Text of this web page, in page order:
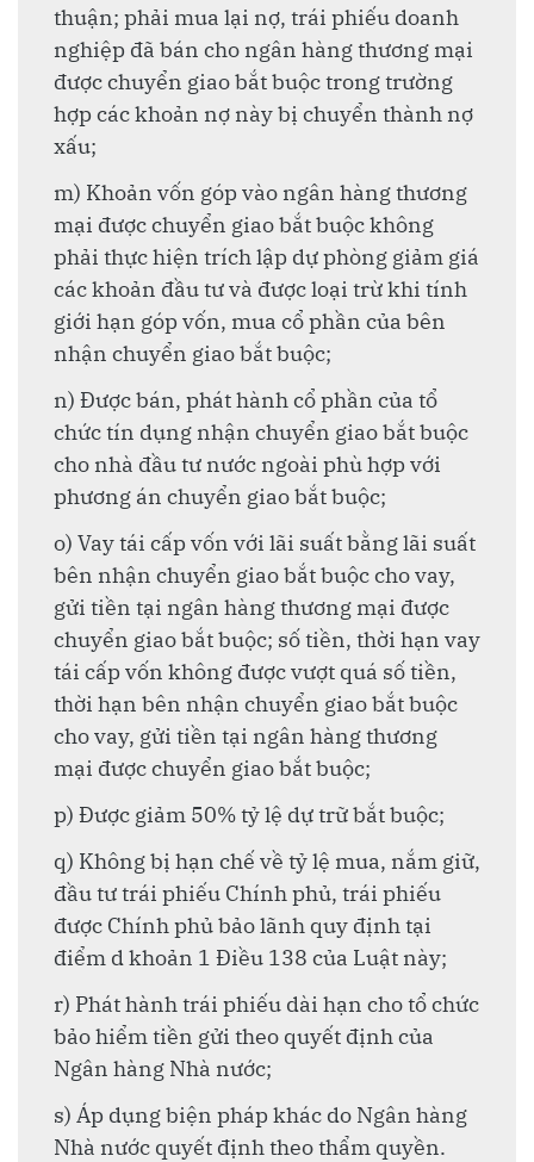
thuận; phải mua lại nợ, trái phiếu doanh
nghiệp đã bán cho ngân hàng thương mại
được chuyển giao bắt buộc trong trường
hợp các khoản nợ này bị chuyển thành nợ
xấu;
m) Khoản vốn góp vào ngân hàng thương
mại được chuyển giao bắt buộc không
phải thực hiện trích lập dự phòng giảm giá
các khoản đầu tư và được loại trừ khi tính
giới hạn góp vốn, mua cổ phần của bên
nhận chuyển giao bắt buộc;
n) Được bán, phát hành cổ phần của tổ
chức tín dụng nhận chuyển giao bắt buộc
cho nhà đầu tư nước ngoài phù hợp với
phương án chuyển giao bắt buộc;
o) Vay tái cấp vốn với lãi suất bằng lãi suất
bên nhận chuyển giao bắt buộc cho vay,
gửi tiền tại ngân hàng thương mại được
chuyển giao bắt buộc; số tiền, thời hạn vay
tái cấp vốn không được vượt quá số tiền,
thời hạn bên nhận chuyển giao bắt buộc
cho vay, gửi tiền tại ngân hàng thương
mại được chuyển giao bắt buộc;
p) Được giảm 50% tỷ lệ dự trữ bắt buộc;
q) Không bị hạn chế về tỷ lệ mua, nắm giữ,
đầu tư trái phiếu Chính phủ, trái phiếu
được Chính phủ bảo lãnh quy định tại
điểm d khoản 1 Điều 138 của Luật này;
r) Phát hành trái phiếu dài hạn cho tổ chức
bảo hiểm tiền gửi theo quyết định của
Ngân hàng Nhà nước;
s) Áp dụng biện pháp khác do Ngân hàng
Nhà nước quyết định theo thẩm quyền.